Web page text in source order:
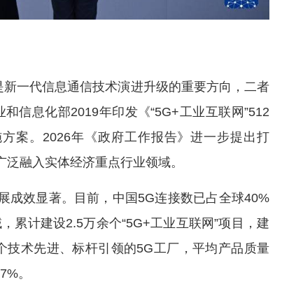
一代信息通信技术演进升级的重要方向，二者
信息化部2019年印发《“5G+工业互联网”512
案。2026年《政府工作报告》进一步提出打
泛融入实体经济重点行业领域。
成效显著。目前，中国5G连接数已占全球40%
累计建设2.5万余个“5G+工业互联网”项目，建
技术先进、标杆引领的5G工厂，平均产品质量
。